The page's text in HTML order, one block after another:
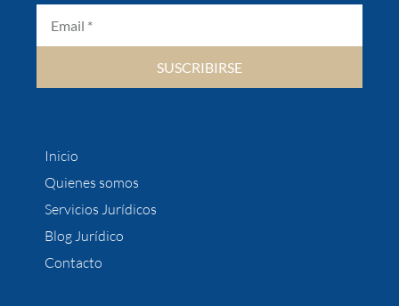
SUSCRIBIRSE
Inicio
Quienes somos
Servicios Jurídicos
Blog Jurídico
Contacto